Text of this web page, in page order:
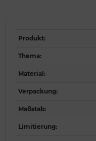
Produkt:
Thema:
Material:
Verpackung:
Maßstab:
Limitierung: